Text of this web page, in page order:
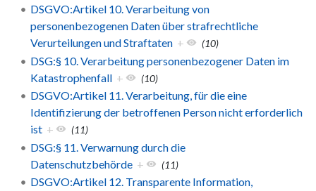
DSGVO:Artikel 10. Verarbeitung von
personenbezogenen Daten über strafrechtliche
Verurteilungen und Straftaten + (10)
DSG:§ 10. Verarbeitung personenbezogener Daten im
Katastrophenfall + (10)
DSGVO:Artikel 11. Verarbeitung, für die eine
Identifizierung der betroffenen Person nicht erforderlich
ist + (11)
DSG:§ 11. Verwarnung durch die
Datenschutzbehörde + (11)
DSGVO:Artikel 12. Transparente Information,